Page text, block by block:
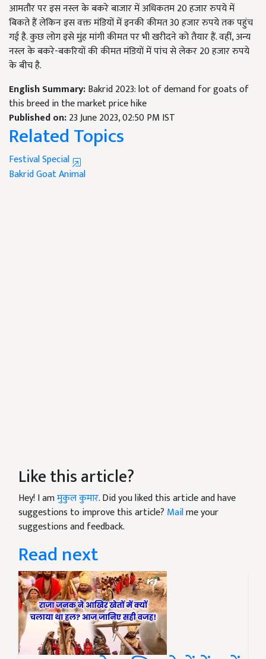
आमतौर पर इस नस्ल के बकरे बाजार में अधिकतम 20 हजार रुपये में
बिकते हैं लेकिन इस वक्त मंडियों में इनकी कीमत 30 हजार रुपये तक पहुंच
गई है. कुछ लोग इसे मुंह मांगी कीमत पर भी खरीदने को तैयार हैं. वहीं, अन्य
नस्ल के बकरे-बकरियों की कीमत मंडियों में पांच से लेकर 20 हजार रुपये
के बीच है.
English Summary:Bakrid 2023: lot of demand for goats of
this breed in the market price hike
Published on:23 June 2023, 02:50 PM IST
Related Topics
Festival Special
BakridGoatAnimal
Like this article?
Hey! I amमुकुल कुमार. Did you liked this article and have
suggestions to improve this article? Mailme your
suggestions and feedback.
Read next